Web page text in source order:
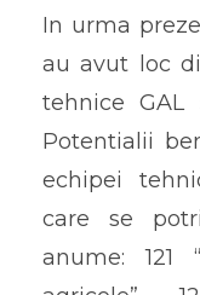
In urma
au avut loc
tehnice
Potentialii
echipei
care se
anume: 121